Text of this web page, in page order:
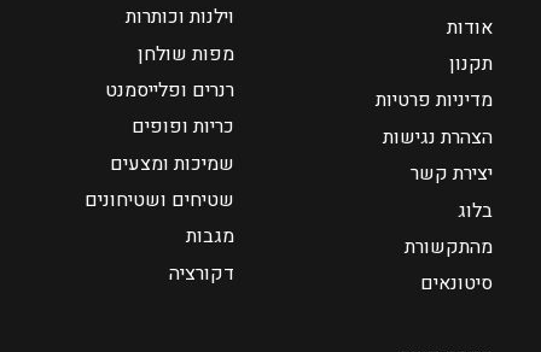
וילנות וכותרות
מפות שולחן
רנרים ופלייסמנט
כריות ופופים
שמיכות ומצעים
שטיחים ושטיחונים
מגבות
דקורציה
אודות
תקנון
מדיניות פרטיות
הצהרת נגישות
יצירת קשר
בלוג
מהתקשורת
סיטונאים